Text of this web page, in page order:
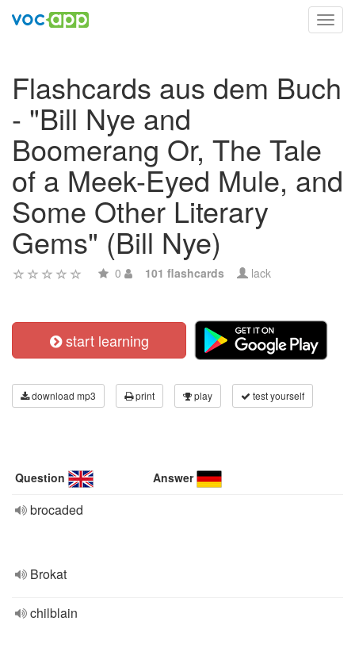
Flashcards aus dem Buch
- "Bill Nye and
Boomerang Or, The Tale
of a Meek-Eyed Mule, and
Some Other Literary
Gems" (Bill Nye)
0 101 flashcards lack
start learning
download mp3 print play test yourself
Question Answer
brocaded
Brokat
chilblain